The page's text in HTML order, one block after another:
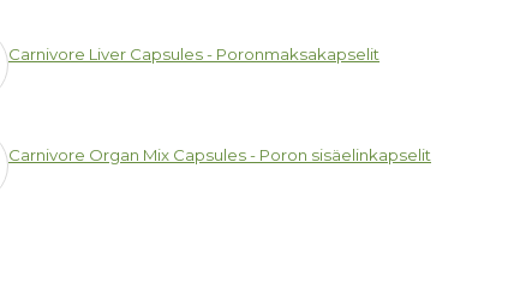
Carnivore Liver Capsules - Poronmaksakapselit
Carnivore Organ Mix Capsules - Poron sisäelinkapselit